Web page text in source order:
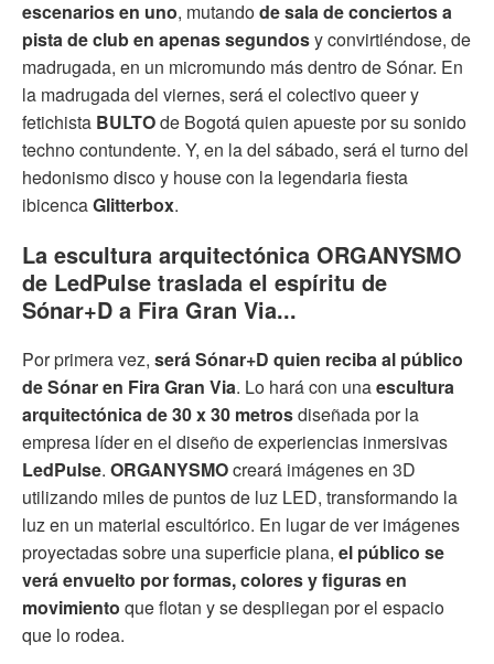
escenarios en uno, mutandode sala de conciertos a
pista de club en apenas segundosy convirtiéndose, de
madrugada, en un micromundo más dentro de Sónar. En
la madrugada del viernes, será el colectivo queer y
fetichista BULTOde Bogotá quien apueste por su sonido
techno contundente. Y, en la del sábado, será el turno del
hedonismo disco y house con la legendaria fiesta
ibicencaGlitterbox.
La escultura arquitectónica ORGANYSMO
de LedPulse traslada el espíritu de
Sónar+D a Fira Gran Via...
Por primera vez, será Sónar+D quien reciba al público
de Sónar en Fira Gran Via. Lo hará con unaescultura
arquitectónica de 30 x 30 metrosdiseñada por la
empresa líder en el diseño de experiencias inmersivas
LedPulse. ORGANYSMOcreará imágenes en 3D
utilizando miles de puntos de luz LED, transformando la
luz en un material escultórico. En lugar de ver imágenes
proyectadas sobre una superficie plana, el público se
verá envuelto por formas, colores y figuras en
movimiento que flotan y se despliegan por el espacio
que lo rodea.